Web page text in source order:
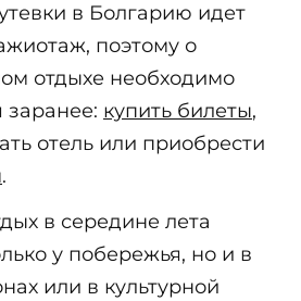
в Болгарию идет
поэтому о
отдыхе необходимо
заранее: купить билеты,
отель или приобрести
.
в середине лета
у побережья, но и в
или в культурной